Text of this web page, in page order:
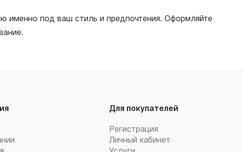
именно под ваш стиль и предпочтения. Оформляйте
Для покупателей
Регистрация
Личный кабинет